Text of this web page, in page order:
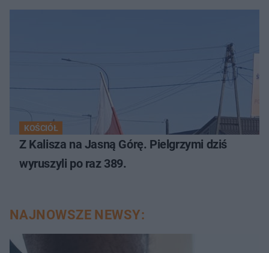
KOŚCIÓŁ
Z Kalisza na Jasną Górę. Pielgrzymi dziś
wyruszyli po raz 389.
NAJNOWSZE NEWSY: